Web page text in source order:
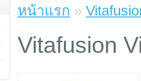
หน้าแรก »
Vitafusion